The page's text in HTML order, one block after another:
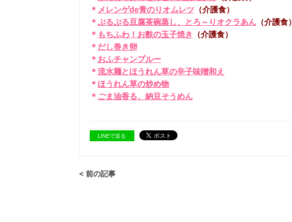
＊ メレンゲde青のりオムレツ （介護食）
＊ ぷるぷる豆腐茶碗蒸し、とろ～りオクラあん（介護食）
＊ もちふわ！お麩の玉子焼き （介護食）
＊ だし巻き卵
＊ おふチャンプルー
＊ 流水麺とほうれん草の辛子味噌和え
＊ ほうれん草の炒め物
＊ ごま油香る、納豆そうめん
LINEで送る
< 前の記事